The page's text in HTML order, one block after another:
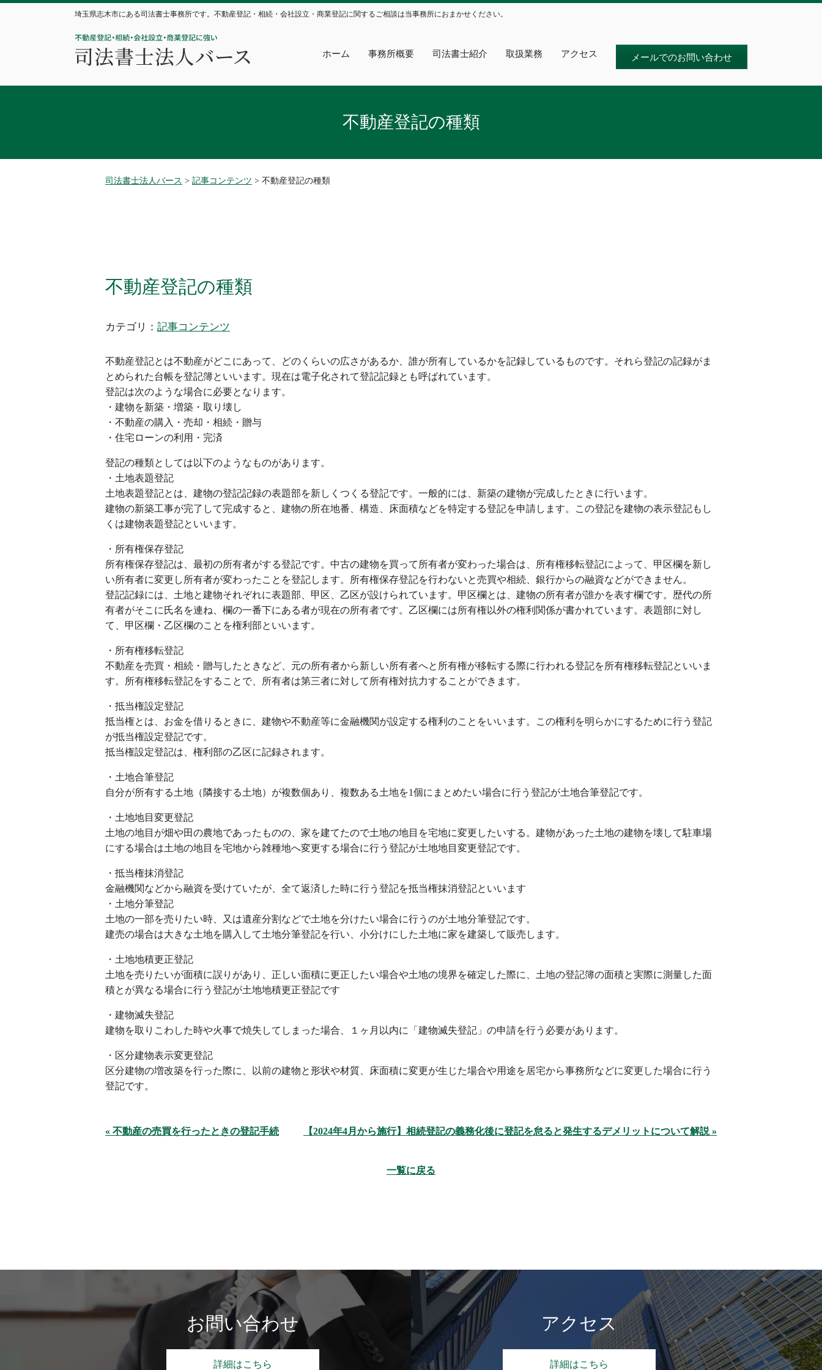
埼玉県志木市にある司法書士事務所です。不動産登記・相続・会社設立・商業登記に関するご相談は当事務所におまかせください。
ホーム 事務所概要 司法書士紹介 取扱業務 アクセス メールでのお問い合わせ
不動産登記の種類
司法書士法人バース > 記事コンテンツ > 不動産登記の種類
不動産登記の種類
カテゴリ： 記事コンテンツ
不動産登記とは不動産がどこにあって、どのくらいの広さがあるか、誰が所有しているかを記録しているものです。それら登記の記録がま
とめられた台帳を登記簿といいます。現在は電子化されて登記記録とも呼ばれています。
登記は次のような場合に必要となります。
・建物を新築・増築・取り壊し
・不動産の購入・売却・相続・贈与
・住宅ローンの利用・完済
登記の種類としては以下のようなものがあります。
・土地表題登記
土地表題登記とは、建物の登記記録の表題部を新しくつくる登記です。一般的には、新築の建物が完成したときに行います。
建物の新築工事が完了して完成すると、建物の所在地番、構造、床面積などを特定する登記を申請します。この登記を建物の表示登記もし
くは建物表題登記といいます。
・所有権保存登記
所有権保存登記は、最初の所有者がする登記です。中古の建物を買って所有者が変わった場合は、所有権移転登記によって、甲区欄を新し
い所有者に変更し所有者が変わったことを登記します。所有権保存登記を行わないと売買や相続、銀行からの融資などができません。
登記記録には、土地と建物それぞれに表題部、甲区、乙区が設けられています。甲区欄とは、建物の所有者が誰かを表す欄です。歴代の所
有者がそこに氏名を連ね、欄の一番下にある者が現在の所有者です。乙区欄には所有権以外の権利関係が書かれています。表題部に対し
て、甲区欄・乙区欄のことを権利部といいます。
・所有権移転登記
不動産を売買・相続・贈与したときなど、元の所有者から新しい所有者へと所有権が移転する際に行われる登記を所有権移転登記といいま
す。所有権移転登記をすることで、所有者は第三者に対して所有権対抗力することができます。
・抵当権設定登記
抵当権とは、お金を借りるときに、建物や不動産等に金融機関が設定する権利のことをいいます。この権利を明らかにするために行う登記
が抵当権設定登記です。
抵当権設定登記は、権利部の乙区に記録されます。
・土地合筆登記
自分が所有する土地（隣接する土地）が複数個あり、複数ある土地を1個にまとめたい場合に行う登記が土地合筆登記です。
・土地地目変更登記
土地の地目が畑や田の農地であったものの、家を建てたので土地の地目を宅地に変更したいする。建物があった土地の建物を壊して駐車場
にする場合は土地の地目を宅地から雑種地へ変更する場合に行う登記が土地地目変更登記です。
・抵当権抹消登記
金融機関などから融資を受けていたが、全て返済した時に行う登記を抵当権抹消登記といいます
・土地分筆登記
土地の一部を売りたい時、又は遺産分割などで土地を分けたい場合に行うのが土地分筆登記です。
建売の場合は大きな土地を購入して土地分筆登記を行い、小分けにした土地に家を建築して販売します。
・土地地積更正登記
土地を売りたいが面積に誤りがあり、正しい面積に更正したい場合や土地の境界を確定した際に、土地の登記簿の面積と実際に測量した面
積とが異なる場合に行う登記が土地地積更正登記です
・建物滅失登記
建物を取りこわした時や火事で焼失してしまった場合、１ヶ月以内に「建物滅失登記」の申請を行う必要があります。
・区分建物表示変更登記
区分建物の増改築を行った際に、以前の建物と形状や材質、床面積に変更が生じた場合や用途を居宅から事務所などに変更した場合に行う
登記です。
« 不動産の売買を行ったときの登記手続 【2024年4月から施行】相続登記の義務化後に登記を怠ると発生するデメリットについて解説 »
一覧に戻る
お問い合わせ
詳細はこちら
アクセス
詳細はこちら